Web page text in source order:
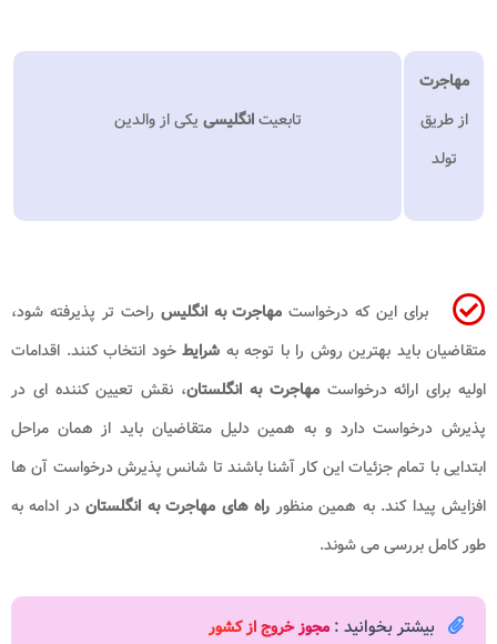
مهاجرت
از طریق
تولد
تابعیتانگلیسی یکی از والدین
برای این که درخواست مهاجرت به انگلیس راحت تر پذیرفته شود،
متقاضیان باید بهترین روش را با توجه به شرایطخود انتخاب کنند. اقدامات
اولیه برای ارائه درخواستمهاجرت به انگلستان، نقش تعیین کننده ای در
پذیرش درخواست دارد و به همین دلیل متقاضیان باید از همان مراحل
ابتدایی با تمام جزئیات این کار آشنا باشند تا شانس پذیرش درخواست آن ها
افزایش پیدا کند. به همین منظور راه های مهاجرت به انگلستاندر ادامه به
طور کامل بررسی می شوند.
بیشتر بخوانید : مجوز خروج از کشور